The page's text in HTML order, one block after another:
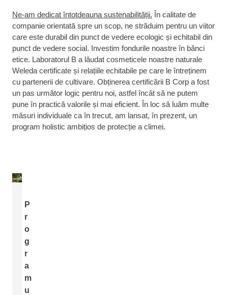
Ne-am dedicat întotdeauna sustenabilității. În calitate de
companie orientată spre un scop, ne străduim pentru un viitor
care este durabil din punct de vedere ecologic și echitabil din
punct de vedere social. Investim fondurile noastre în bănci
etice. Laboratorul B a lăudat cosmeticele noastre naturale
Weleda certificate și relațiile echitabile pe care le întreținem
cu partenerii de cultivare. Obținerea certificării B Corp a fost
un pas următor logic pentru noi, astfel încât să ne putem
pune în practică valorile și mai eficient. În loc să luăm multe
măsuri individuale ca în trecut, am lansat, în prezent, un
program holistic ambițios de protecție a climei.
P
r
o
g
r
a
m
u